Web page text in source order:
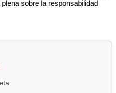
sobre la responsabilidad